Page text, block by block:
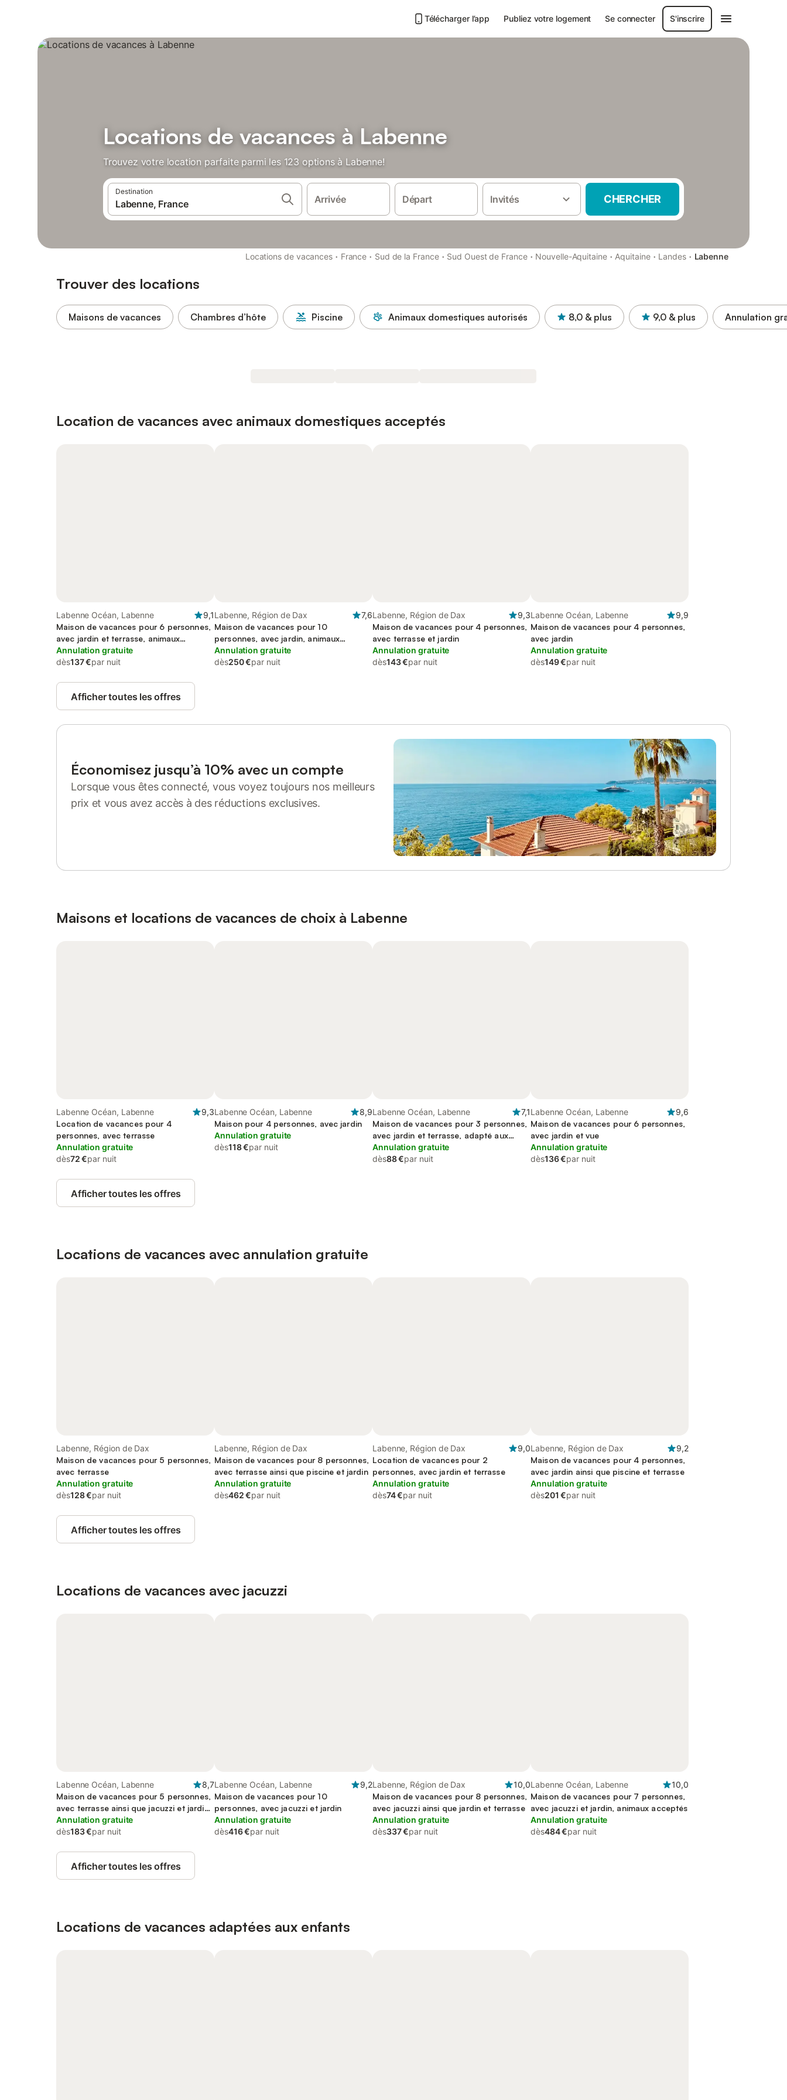
Télécharger l’app Publiez votre logement Se connecter S'inscrire
Locations de vacances à Labenne
Trouvez votre location parfaite parmi les 123 options à Labenne!
Destination
Arrivée Départ Invités CHERCHER
Locations de vacances · France · Sud de la France · Sud Ouest de France · Nouvelle-Aquitaine · Aquitaine · Landes · Labenne
Trouver des locations
Maisons de vacances Chambres d’hôte Piscine Animaux domestiques autorisés 8,0 & plus 9,0 & plus Annulation
Location de vacances avec animaux domestiques acceptés
Labenne Océan, Labenne
9,1
Maison de vacances pour 6 personnes,
avec jardin et terrasse, animaux
acceptés
Annulation gratuite
dès137 €par nuit
Labenne, Région de Dax
7,6
Maison de vacances pour 10
personnes, avec jardin, animaux
acceptés
Annulation gratuite
dès250 €par nuit
Labenne, Région de Dax
9,3
Maison de vacances pour 4 personnes,
avec terrasse et jardin
Annulation gratuite
dès143 €par nuit
Labenne Océan, Labenne
9,9
Maison de vacances pour 4 personnes,
avec jardin
Annulation gratuite
dès149 €par nuit
Afficher toutes les offres
Économisez jusqu’à 10% avec un compte
Lorsque vous êtes connecté, vous voyez toujours nos meilleurs
prix et vous avez accès à des réductions exclusives.
Maisons et locations de vacances de choix à Labenne
Labenne Océan, Labenne
9,3
Location de vacances pour 4
personnes, avec terrasse
Annulation gratuite
dès72 €par nuit
Labenne Océan, Labenne
8,9
Maison pour 4 personnes, avec jardin
Annulation gratuite
dès118 €par nuit
Labenne Océan, Labenne
7,1
Maison de vacances pour 3 personnes,
avec jardin et terrasse, adapté aux
familles
Annulation gratuite
dès88 €par nuit
Labenne Océan, Labenne
9,6
Maison de vacances pour 6 personnes,
avec jardin et vue
Annulation gratuite
dès136 €par nuit
Afficher toutes les offres
Locations de vacances avec annulation gratuite
Labenne, Région de Dax
Maison de vacances pour 5 personnes,
avec terrasse
Annulation gratuite
dès128 €par nuit
Labenne, Région de Dax
Maison de vacances pour 8 personnes,
avec terrasse ainsi que piscine et jardin
Annulation gratuite
dès462 €par nuit
Labenne, Région de Dax
9,0
Location de vacances pour 2
personnes, avec jardin et terrasse
Annulation gratuite
dès74 €par nuit
Labenne, Région de Dax
9,2
Maison de vacances pour 4 personnes,
avec jardin ainsi que piscine et terrasse
Annulation gratuite
dès201 €par nuit
Afficher toutes les offres
Locations de vacances avec jacuzzi
Labenne Océan, Labenne
8,7
Maison de vacances pour 5 personnes,
avec terrasse ainsi que jacuzzi et jardin,
animaux acceptés
Annulation gratuite
dès183 €par nuit
Labenne Océan, Labenne
9,2
Maison de vacances pour 10
personnes, avec jacuzzi et jardin
Annulation gratuite
dès416 €par nuit
Labenne, Région de Dax
10,0
Maison de vacances pour 8 personnes,
avec jacuzzi ainsi que jardin et terrasse
Annulation gratuite
dès337 €par nuit
Labenne Océan, Labenne
10,0
Maison de vacances pour 7 personnes,
avec jacuzzi et jardin, animaux acceptés
Annulation gratuite
dès484 €par nuit
Afficher toutes les offres
Locations de vacances adaptées aux enfants